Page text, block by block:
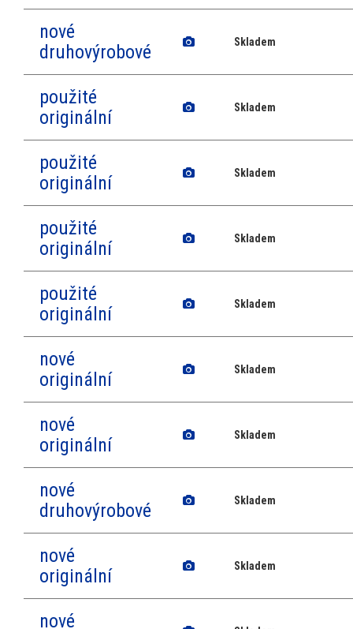
nové
druhovýrobové
Skladem
použité
originální
Skladem
použité
originální
Skladem
použité
originální
Skladem
použité
originální
Skladem
nové
originální
Skladem
nové
originální
Skladem
nové
druhovýrobové
Skladem
nové
originální
Skladem
nové